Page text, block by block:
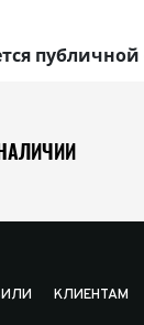
КЛИЕНТАМ